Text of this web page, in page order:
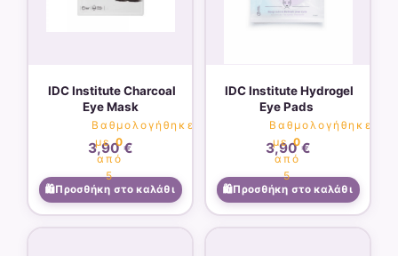
IDC Institute Charcoal
Eye Mask
Βαθμολογήθηκε
με0
από
5
3,90€
Προσθήκη στο καλάθι
IDC Institute Hydrogel
Eye Pads
Βαθμολογήθηκε
με0
από
5
3,90€
Προσθήκη στο καλάθι